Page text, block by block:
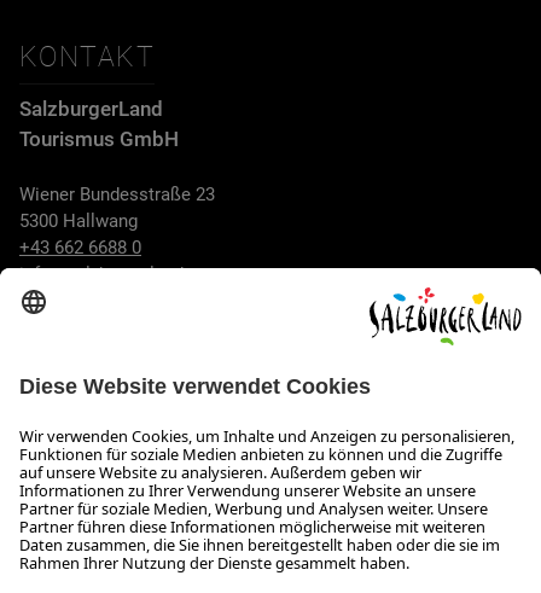
KONTAKT
SalzburgerLand
Tourismus GmbH
Wiener Bundesstraße 23
5300 Hallwang
+43 662 6688 0
info@salzburgerland.com
Wir freuen uns auf Ihre Anfrage!
Gerne stehen wir Ihnen von Montag bis Donnerstag von 08:00
bis 17:30 Uhr und am Freitag von 08:00 bis 17:00 Uhr zur
Verfügung.